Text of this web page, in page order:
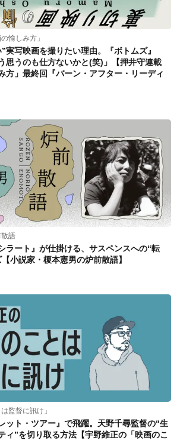
愉しみ方」
実写映画を撮りたい理由。『ボトムズ』
思うのも仕方ないかと(笑)」【押井守連載
方」最終回『バーン・アフター・リーディ
語
ラート』が仕掛ける、サスペンスへの“転
小説家・榎本憲男の炉前散語】
監督に訊け」
ット・ツアー』で飛躍。天野千尋監督の“生
ィ”を切り取る方法【宇野維正の「映画のこ